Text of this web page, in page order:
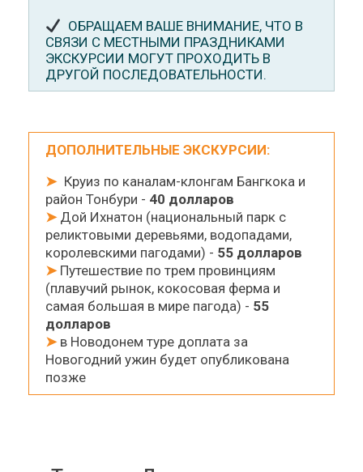
ОБРАЩАЕМ ВАШЕ ВНИМАНИЕ, ЧТО В
СВЯЗИ С МЕСТНЫМИ ПРАЗДНИКАМИ
ЭКСКУРСИИ МОГУТ ПРОХОДИТЬ В
ДРУГОЙ ПОСЛЕДОВАТЕЛЬНОСТИ.
ДОПОЛНИТЕЛЬНЫЕ ЭКСКУРСИИ:
➤Круиз по каналам-клонгам Бангкока и
район Тонбури - 40 долларов
➤Дой Ихнатон (национальный парк с
реликтовыми деревьями, водопадами,
королевскими пагодами) - 55 долларов
➤Путешествие по трем провинциям
(плавучий рынок, кокосовая ферма и
самая большая в мире пагода) - 55
долларов
➤в Новодонем туре доплата за
Новогодний ужин будет опубликована
позже